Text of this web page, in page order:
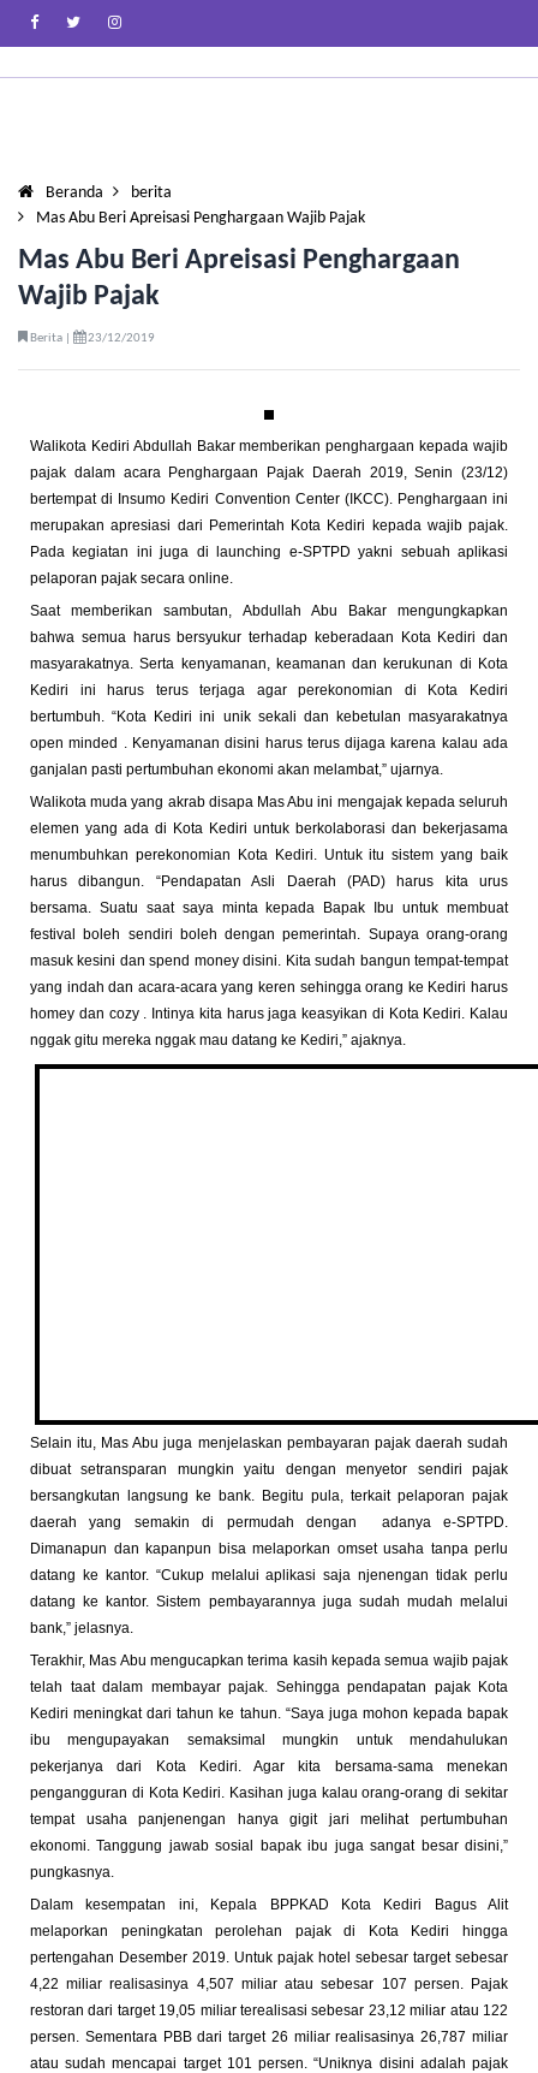
Beranda
berita
Mas Abu Beri Apreisasi Penghargaan Wajib Pajak
Mas Abu Beri Apreisasi Penghargaan
Wajib Pajak
Berita | 23/12/2019
Walikota Kediri Abdullah Bakar memberikan penghargaan kepada wajib
pajak dalam acara Penghargaan Pajak Daerah 2019, Senin (23/12)
bertempat di Insumo Kediri Convention Center (IKCC). Penghargaan ini
merupakan apresiasi dari Pemerintah Kota Kediri kepada wajib pajak.
Pada kegiatan ini juga di launching e-SPTPD yakni sebuah aplikasi
pelaporan pajak secara online.
Saat memberikan sambutan, Abdullah Abu Bakar mengungkapkan
bahwa semua harus bersyukur terhadap keberadaan Kota Kediri dan
masyarakatnya. Serta kenyamanan, keamanan dan kerukunan di Kota
Kediri ini harus terus terjaga agar perekonomian di Kota Kediri
bertumbuh. “Kota Kediri ini unik sekali dan kebetulan masyarakatnya
open minded . Kenyamanan disini harus terus dijaga karena kalau ada
ganjalan pasti pertumbuhan ekonomi akan melambat,” ujarnya.
Walikota muda yang akrab disapa Mas Abu ini mengajak kepada seluruh
elemen yang ada di Kota Kediri untuk berkolaborasi dan bekerjasama
menumbuhkan perekonomian Kota Kediri. Untuk itu sistem yang baik
harus dibangun. “Pendapatan Asli Daerah (PAD) harus kita urus
bersama. Suatu saat saya minta kepada Bapak Ibu untuk membuat
festival boleh sendiri boleh dengan pemerintah. Supaya orang-orang
masuk kesini dan spend money disini. Kita sudah bangun tempat-tempat
yang indah dan acara-acara yang keren sehingga orang ke Kediri harus
homey dan cozy . Intinya kita harus jaga keasyikan di Kota Kediri. Kalau
nggak gitu mereka nggak mau datang ke Kediri,” ajaknya.
Selain itu, Mas Abu juga menjelaskan pembayaran pajak daerah sudah
dibuat setransparan mungkin yaitu dengan menyetor sendiri pajak
bersangkutan langsung ke bank. Begitu pula, terkait pelaporan pajak
daerah yang semakin di permudah dengan adanya e-SPTPD.
Dimanapun dan kapanpun bisa melaporkan omset usaha tanpa perlu
datang ke kantor. “Cukup melalui aplikasi saja njenengan tidak perlu
datang ke kantor. Sistem pembayarannya juga sudah mudah melalui
bank,” jelasnya.
Terakhir, Mas Abu mengucapkan terima kasih kepada semua wajib pajak
telah taat dalam membayar pajak. Sehingga pendapatan pajak Kota
Kediri meningkat dari tahun ke tahun. “Saya juga mohon kepada bapak
ibu mengupayakan semaksimal mungkin untuk mendahulukan
pekerjanya dari Kota Kediri. Agar kita bersama-sama menekan
pengangguran di Kota Kediri. Kasihan juga kalau orang-orang di sekitar
tempat usaha panjenengan hanya gigit jari melihat pertumbuhan
ekonomi. Tanggung jawab sosial bapak ibu juga sangat besar disini,”
pungkasnya.
Dalam kesempatan ini, Kepala BPPKAD Kota Kediri Bagus Alit
melaporkan peningkatan perolehan pajak di Kota Kediri hingga
pertengahan Desember 2019. Untuk pajak hotel sebesar target sebesar
4,22 miliar realisasinya 4,507 miliar atau sebesar 107 persen. Pajak
restoran dari target 19,05 miliar terealisasi sebesar 23,12 miliar atau 122
persen. Sementara PBB dari target 26 miliar realisasinya 26,787 miliar
atau sudah mencapai target 101 persen. “Uniknya disini adalah pajak